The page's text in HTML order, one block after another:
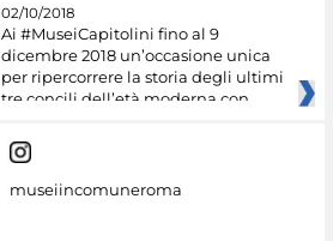
02/10/2018
Ai #MuseiCapitolini fino al 9
dicembre 2018 un’occasione unica
per ripercorrere la storia degli ultimi
tre concili dell’età moderna con
museiincomuneroma